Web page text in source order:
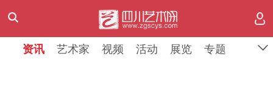
资讯 艺术家 视频 活动 展览 专题
资讯 艺术家 视频 活动 展览 专题